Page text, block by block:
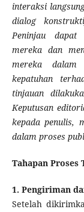
interaksi
dialog
Peninjau dapat
mereka dan
mereka dalam
kepatuhan
tinjauan
Keputusan
kepada penulis,
dalam proses
Tahapan Proses
1. Pengiriman
Setelah